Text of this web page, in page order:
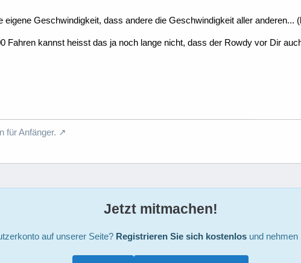
eigene Geschwindigkeit, dass andere die Geschwindigkeit aller anderen...
Fahren kannst heisst das ja noch lange nicht, dass der Rowdy vor Dir
für Anfänger.
Jetzt mitmachen!
auf unserer Seite? Registrieren Sie sich kostenlosund nehmen